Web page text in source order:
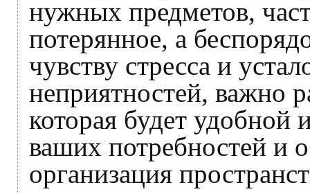
нужных предметов,
потерянное, а
чувству стресса и
неприятностей, важно
которая будет
ваших потребностей и
организация